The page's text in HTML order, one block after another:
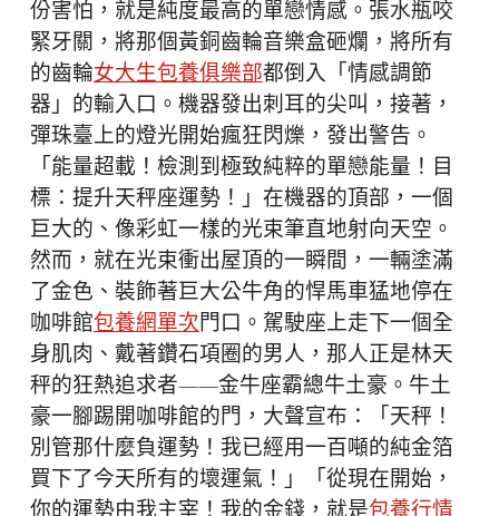
份害怕，就是純度最高的單戀情感。張水瓶咬
緊牙關，將那個黃銅齒輪音樂盒砸爛，將所有
的齒輪女大生包養俱樂部都倒入「情感調節
器」的輸入口。機器發出刺耳的尖叫，接著，
彈珠臺上的燈光開始瘋狂閃爍，發出警告。
「能量超載！檢測到極致純粹的單戀能量！目
標：提升天秤座運勢！」在機器的頂部，一個
巨大的、像彩虹一樣的光束筆直地射向天空。
然而，就在光束衝出屋頂的一瞬間，一輛塗滿
了金色、裝飾著巨大公牛角的悍馬車猛地停在
咖啡館包養網單次門口。駕駛座上走下一個全
身肌肉、戴著鑽石項圈的男人，那人正是林天
秤的狂熱追求者——金牛座霸總牛土豪。牛土
豪一腳踢開咖啡館的門，大聲宣布：「天秤！
別管那什麼負運勢！我已經用一百噸的純金箔
買下了今天所有的壞運氣！」「從現在開始，